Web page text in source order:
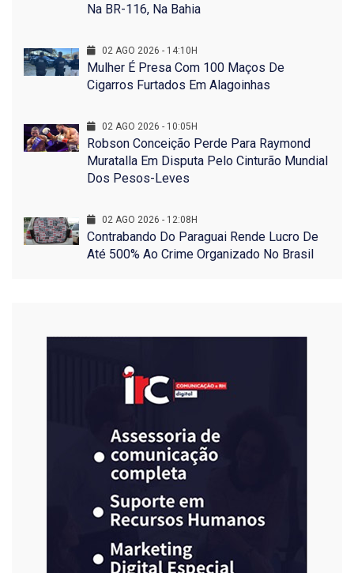
Na BR-116, Na Bahia
02 AGO 2026 - 14:10H
Mulher É Presa Com 100 Maços De
Cigarros Furtados Em Alagoinhas
02 AGO 2026 - 10:05H
Robson Conceição Perde Para Raymond
Muratalla Em Disputa Pelo Cinturão Mundial
Dos Pesos-Leves
02 AGO 2026 - 12:08H
Contrabando Do Paraguai Rende Lucro De
Até 500% Ao Crime Organizado No Brasil